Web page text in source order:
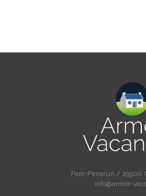
Parc-Penarun / 29900
info@armor-